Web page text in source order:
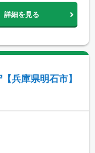
詳細を見る
兵庫県明石市】